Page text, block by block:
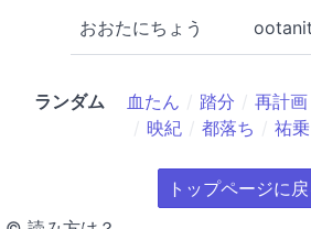
おおたにちょう
ランダム 血たん 踏分 再計画
映紀
都落ち 祐乗
トップページに